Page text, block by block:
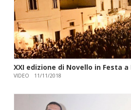
XXI edizione di Novello in Festa a
VIDEO 11/11/2018